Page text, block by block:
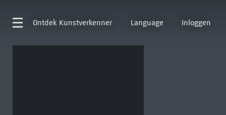
Ontdek Kunstverkenner Language Inloggen